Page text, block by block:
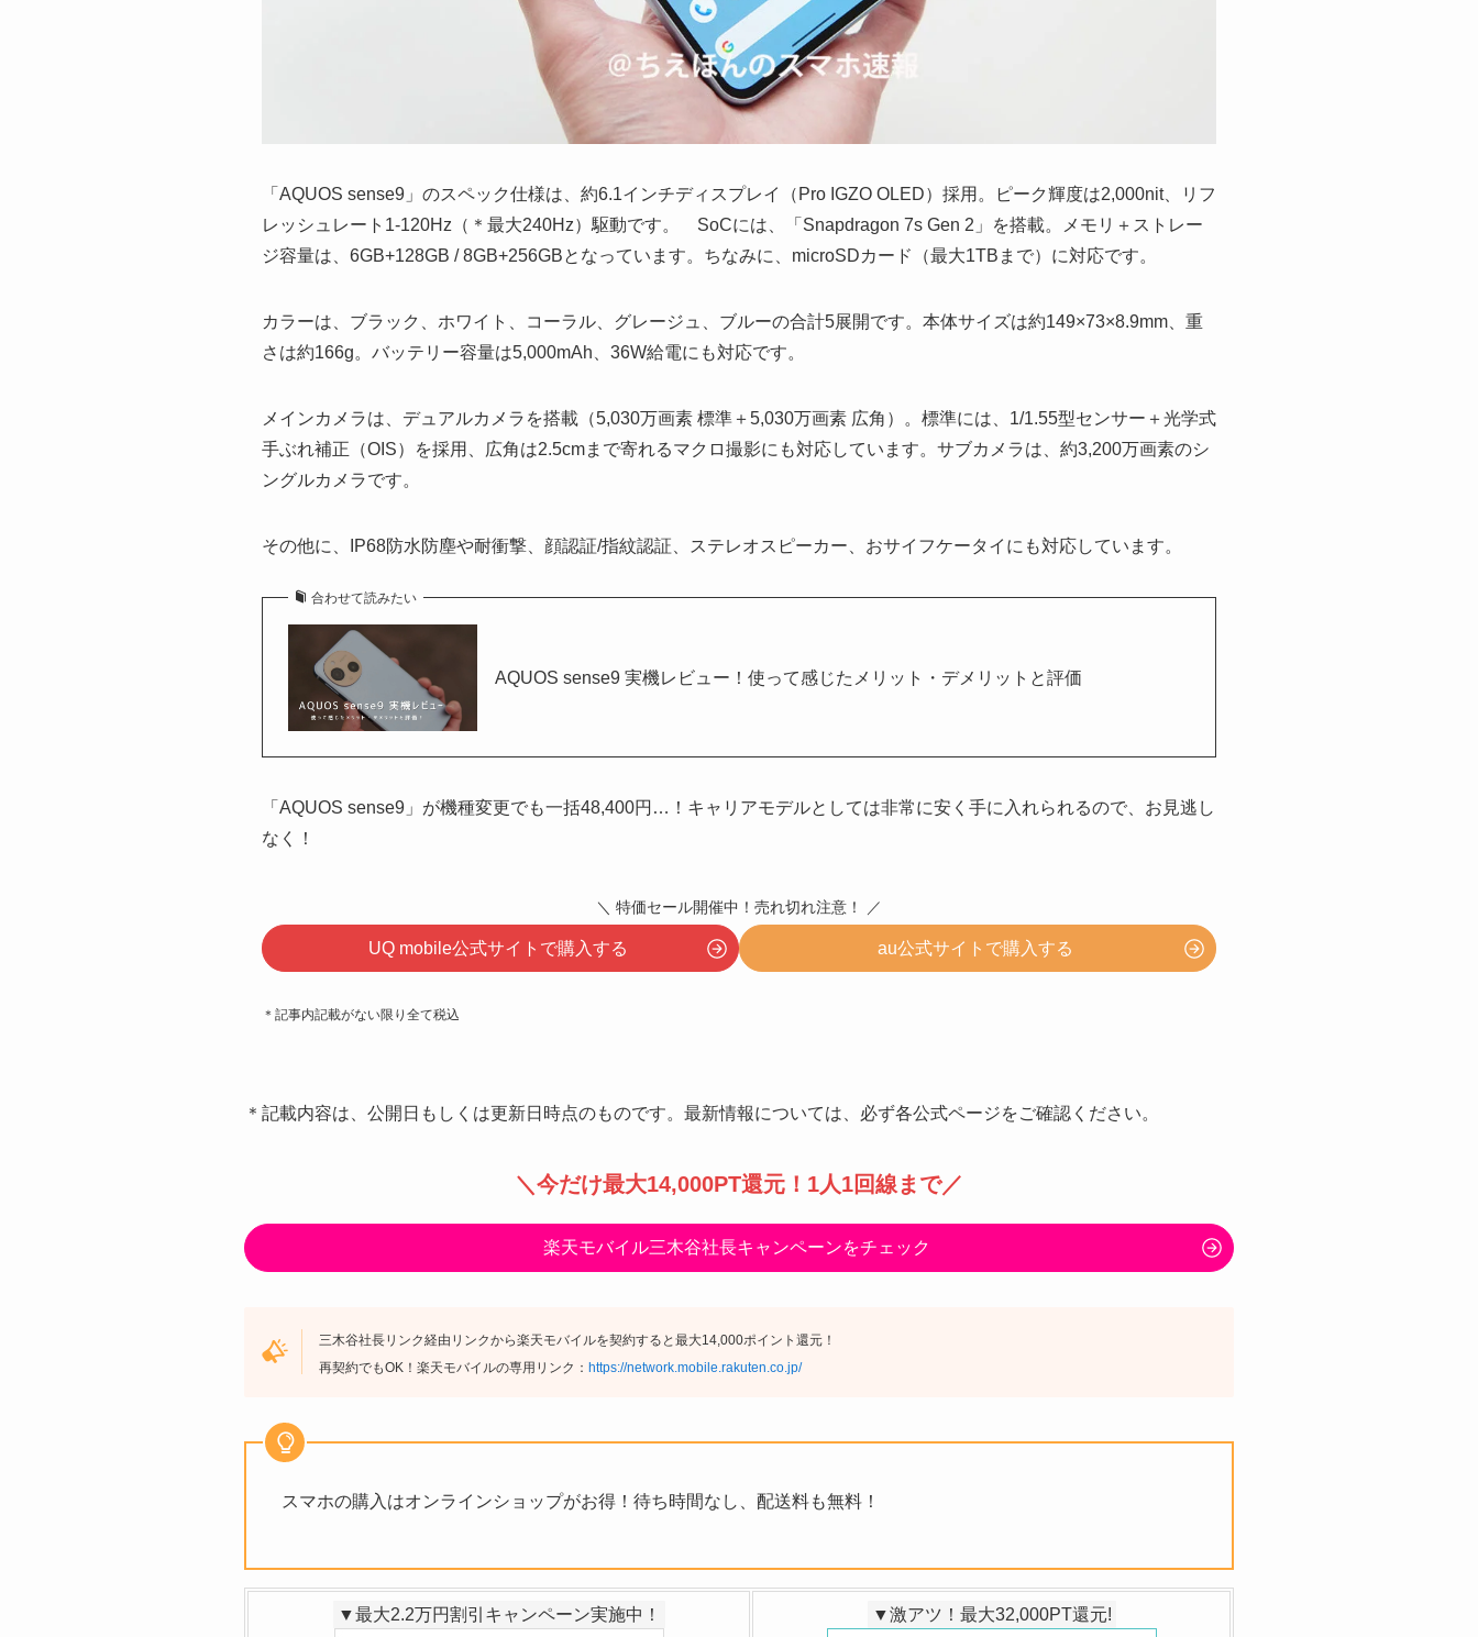
「AQUOS sense9」のスペック仕様は、約6.1インチディスプレイ（Pro IGZO OLED）採用。ピーク輝度は2,000nit、リフ
レッシュレート1-120Hz（＊最大240Hz）駆動です。 SoCには、「Snapdragon 7s Gen 2」を搭載。メモリ＋ストレー
ジ容量は、6GB+128GB / 8GB+256GBとなっています。ちなみに、microSDカード（最大1TBまで）に対応です。
カラーは、ブラック、ホワイト、コーラル、グレージュ、ブルーの合計5展開です。本体サイズは約149×73×8.9mm、重
さは約166g。バッテリー容量は5,000mAh、36W給電にも対応です。
メインカメラは、デュアルカメラを搭載（5,030万画素 標準＋5,030万画素 広角）。標準には、1/1.55型センサー＋光学式
手ぶれ補正（OIS）を採用、広角は2.5cmまで寄れるマクロ撮影にも対応しています。サブカメラは、約3,200万画素のシ
ングルカメラです。
その他に、IP68防水防塵や耐衝撃、顔認証/指紋認証、ステレオスピーカー、おサイフケータイにも対応しています。
合わせて読みたい
AQUOS sense9 実機レビュー！使って感じたメリット・デメリットと評価
「AQUOS sense9」が機種変更でも一括48,400円…！キャリアモデルとしては非常に安く手に入れられるので、お見逃し
なく！
＼ 特価セール開催中！売れ切れ注意！ ／
UQ mobile公式サイトで購入する au公式サイトで購入する
＊記事内記載がない限り全て税込
＊記載内容は、公開日もしくは更新日時点のものです。最新情報については、必ず各公式ページをご確認ください。
＼今だけ最大14,000PT還元 ！1人1回線まで／
楽天モバイル三木谷社長キャンペーンをチェック
三木谷社長リンク経由リンクから楽天モバイルを契約すると最大14,000ポイント還元！
再契約でもOK！楽天モバイルの専用リンク： https://network.mobile.rakuten.co.jp/
スマホの購入はオンラインショップがお得！待ち時間なし、配送料も無料！
▼最大2.2万円割引キャンペーン実施中！ ▼激アツ！最大32,000PT還元!